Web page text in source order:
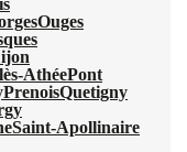
Ouges
AthéePont
PrenoisQuetigny
Saint-Apollinaire